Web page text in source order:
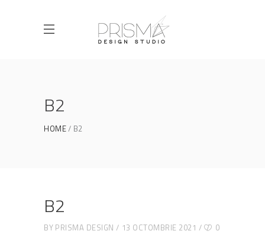
B2
HOME B2
B2
BY PRISMA DESIGN 13 OCTOMBRIE 2021 0